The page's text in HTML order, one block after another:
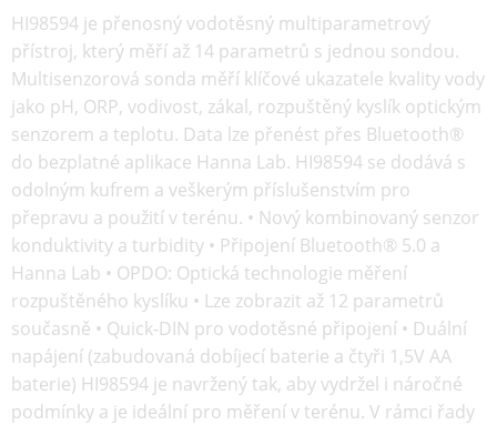
HI98594 je přenosný vodotěsný multiparametrový
přístroj, který měří až 14 parametrů s jednou sondou.
Multisenzorová sonda měří klíčové ukazatele kvality vody
jako pH, ORP, vodivost, zákal, rozpuštěný kyslík optickým
senzorem a teplotu. Data lze přenést přes Bluetooth®
do bezplatné aplikace Hanna Lab. HI98594 se dodává s
odolným kufrem a veškerým příslušenstvím pro
přepravu a použití v terénu. • Nový kombinovaný senzor
konduktivity a turbidity • Připojení Bluetooth® 5.0 a
Hanna Lab • OPDO: Optická technologie měření
rozpuštěného kyslíku • Lze zobrazit až 12 parametrů
současně • Quick-DIN pro vodotěsné připojení • Duální
napájení (zabudovaná dobíjecí baterie a čtyři 1,5V AA
baterie) HI98594 je navržený tak, aby vydržel i náročné
podmínky a je ideální pro měření v terénu. V rámci řady